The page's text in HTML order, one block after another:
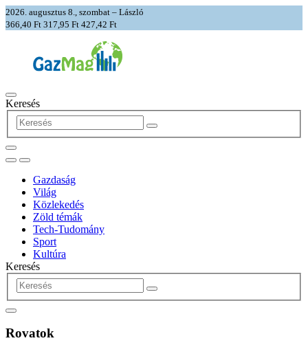
2026. augusztus 8., szombat – László
366,40 Ft 317,95 Ft 427,42 Ft
Keresés
Gazdaság
Világ
Közlekedés
Zöld témák
Tech-Tudomány
Sport
Kultúra
Keresés
Rovatok